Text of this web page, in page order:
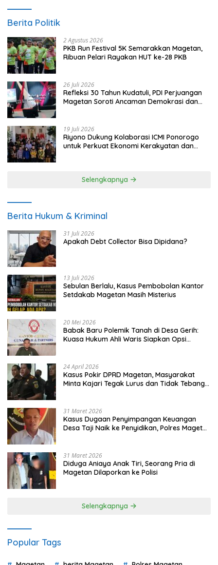
Berita Politik
2 Agustus 2026
PKB Run Festival 5K Semarakkan Magetan,
Ribuan Pelari Rayakan HUT ke-28 PKB
26 Juli 2026
Refleksi 30 Tahun Kudatuli, PDI Perjuangan
Magetan Soroti Ancaman Demokrasi dan
19 Juli 2026
Riyono Dukung Kolaborasi ICMI Ponorogo
untuk Perkuat Ekonomi Kerakyatan dan
Selengkapnya
Berita Hukum & Kriminal
31 Juli 2026
Apakah Debt Collector Bisa Dipidana?
13 Juli 2026
Sebulan Berlalu, Kasus Pembobolan Kantor
Setdakab Magetan Masih Misterius
20 Mei 2026
Babak Baru Polemik Tanah di Desa Gerih:
Kuasa Hukum Ahli Waris Siapkan Opsi
24 April 2026
Kasus Pokir DPRD Magetan, Masyarakat
Minta Kajari Tegak Lurus dan Tidak Tebang
31 Maret 2026
Kasus Dugaan Penyimpangan Keuangan
Desa Taji Naik ke Penyidikan, Polres Magetan
31 Maret 2026
Diduga Aniaya Anak Tiri, Seorang Pria di
Magetan Dilaporkan ke Polisi
Selengkapnya
Popular Tags